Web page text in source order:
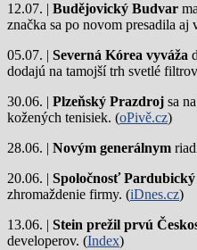
12.07. | Budějovický Budvar
značka sa po novom presadila
05.07. | Severná Kórea vyváža
dodajú na tamojší trh svetlé
30.06. | Plzeňský Prazdroj sa
kožených tenisiek. (oPivě.cz)
28.06. | Novým generálnym
20.06. | Spoločnosť
zhromaždenie firmy. (iDnes.cz)
13.06. | Stein prežil prvú
developerov. (Index)